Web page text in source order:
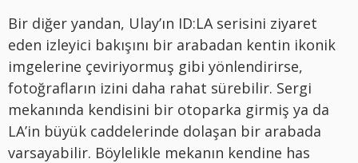
Bir diğer yandan, Ulay’ın ID:LA serisini ziyaret
eden izleyici bakışını bir arabadan kentin ikonik
imgelerine çeviriyormuş gibi yönlendirirse,
fotoğrafların izini daha rahat sürebilir. Sergi
mekanında kendisini bir otoparka girmiş ya da
LA’in büyük caddelerinde dolaşan bir arabada
varsayabilir. Böylelikle mekanın kendine has